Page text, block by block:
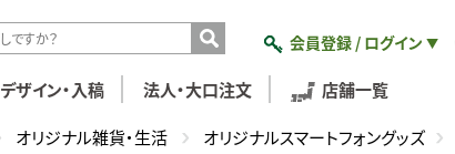
会員登録 / ログイン ▼
デザイン・入稿 法人・大口注文 店舗一覧
オリジナル雑貨・生活 オリジナルスマートフォングッズ